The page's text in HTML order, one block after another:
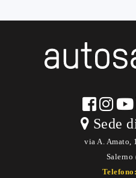
Sede
via A. Amato,
Salerno
Telefono: